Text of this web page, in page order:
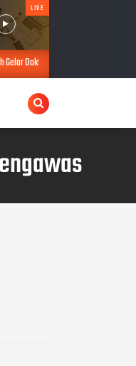
LIVE
Pengayaan Tidak Sah Perkuat